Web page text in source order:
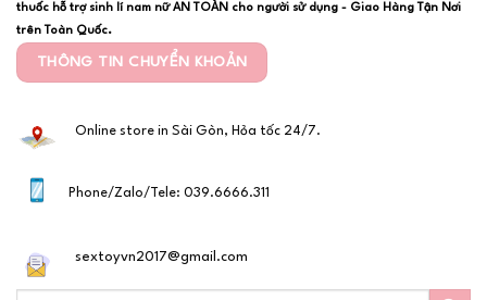
thuốc hỗ trợ sinh lí nam nữ AN TOÀN cho người sử dụng - Giao Hàng Tận Nơi
trên Toàn Quốc.
THÔNG TIN CHUYỂN KHOẢN
Online store in Sài Gòn, Hỏa tốc 24/7.
Phone/Zalo/Tele: 039.6666.311
sextoyvn2017@gmail.com